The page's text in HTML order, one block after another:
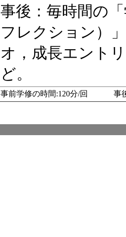
事後：毎時間の
フレクション）
オ，成長エント
ど。
事前学修の時間:120分/回 事後